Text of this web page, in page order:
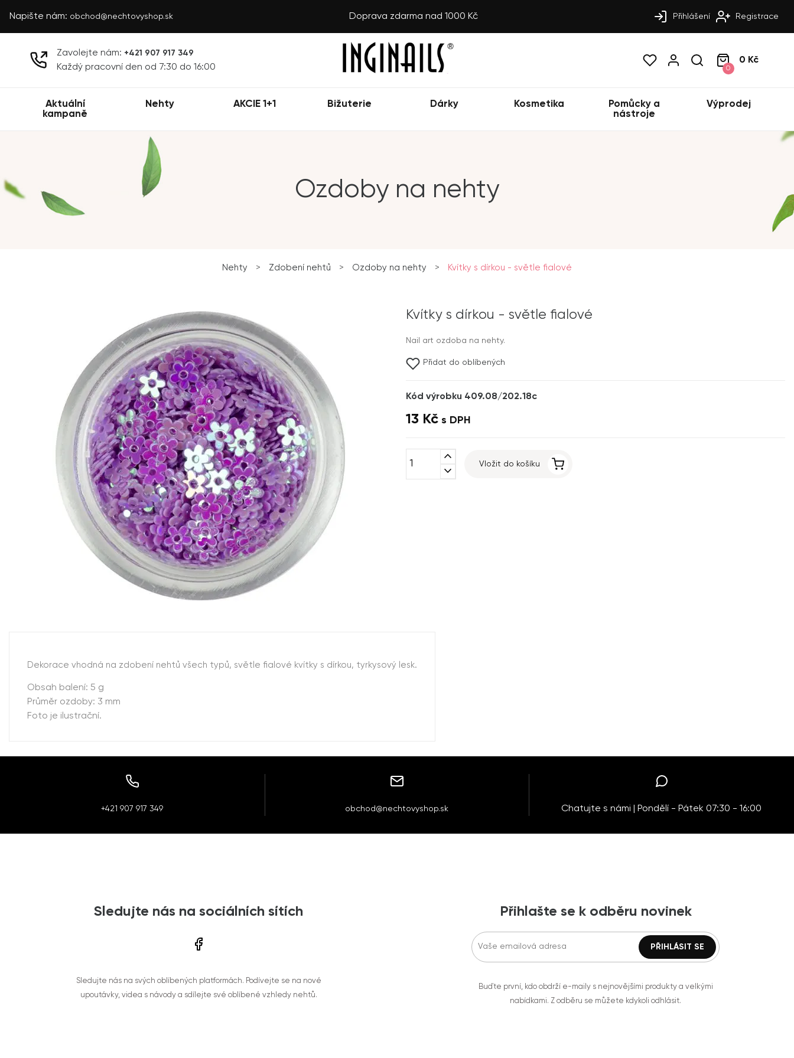
Napište nám: obchod@nechtovyshop.sk Doprava zdarma nad 1000 Kč Přihlášení Registrace
Zavolejte nám: +421 907 917 349
Každý pracovní den od 7:30 do 16:00 0
0 Kč
Aktuální
kampaně
Nehty AKCIE 1+1 Bižuterie Dárky Kosmetika
Pomůcky a
nástroje
Výprodej
Ozdoby na nehty
Nehty > Zdobení nehtů > Ozdoby na nehty > Kvítky s dírkou - světle fialové
Kvítky s dírkou - světle fialové
Nail art ozdoba na nehty.
Přidat do oblíbených
Kód výrobku 409.08/202.18c
13 Kč s DPH
expand_less
expand_more
Vložit do košíku
Dekorace vhodná na zdobení nehtů všech typů, světle fialové kvítky s dírkou, tyrkysový lesk.
Obsah balení: 5 g
Průměr ozdoby: 3 mm
Foto je ilustrační.
+421 907 917 349 obchod@nechtovyshop.sk Chatujte s námi | Pondělí - Pátek 07:30 - 16:00
Sledujte nás na sociálních sítích
Sledujte nás na svých oblíbených platformách. Podívejte se na nové
upoutávky, videa s návody a sdílejte své oblíbené vzhledy nehtů.
Přihlašte se k odběru novinek
Buďte první, kdo obdrží e-maily s nejnovějšími produkty a velkými
nabídkami. Z odběru se můžete kdykoli odhlásit.